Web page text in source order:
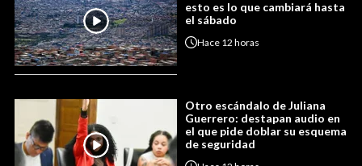
esto es lo que cambiará hasta
el sábado
Hace 12 horas
Otro escándalo de Juliana
Guerrero: destapan audio en
el que pide doblar su esquema
de seguridad